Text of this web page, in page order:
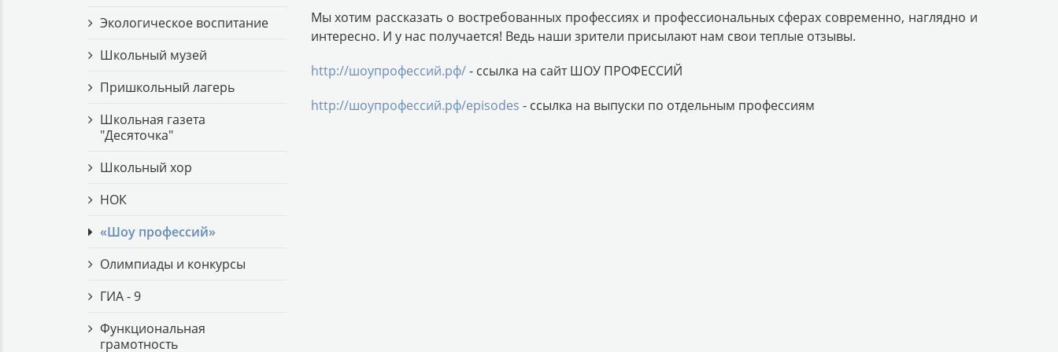
Экологическое воспитание
Школьный музей
Пришкольный лагерь
Школьная газета
"Десяточка"
Школьный хор
НОК
«Шоу профессий»
Олимпиады и конкурсы
ГИА - 9
Функциональная
грамотность
Мы хотим рассказать о востребованных профессиях и профессиональных сферах современно, наглядно и
интересно. И у нас получается! Ведь наши зрители присылают нам свои теплые отзывы.
http://шоупрофессий.рф/- ссылка на сайт ШОУ ПРОФЕССИЙ
http://шоупрофессий.рф/episodes - ссылка на выпуски по отдельным профессиям